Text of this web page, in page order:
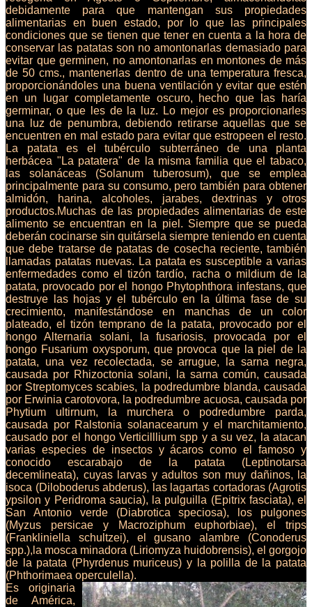
debidamente para que mantengan sus propiedades
alimentarias en buen estado, por lo que las principales
condiciones que se tienen que tener en cuenta a la hora de
conservar las patatas son no amontonarlas demasiado para
evitar que germinen, no amontonarlas en montones de más
de 50 cms., mantenerlas dentro de una temperatura fresca,
proporcionándoles una buena ventilación y evitar que estén
en un lugar completamente oscuro, hecho que las haría
germinar, o que les de la luz. Lo mejor es proporcionarles
una luz de penumbra, debiendo retirarse aquellas que se
encuentren en mal estado para evitar que estropeen el resto.
La patata es el tubérculo subterráneo de una planta
herbácea "La patatera" de la misma familia que el tabaco,
las solanáceas (Solanum tuberosum), que se emplea
principalmente para su consumo, pero también para obtener
almidón, harina, alcoholes, jarabes, dextrinas y otros
productos.Muchas de las propiedades alimentarias de este
alimento se encuentran en la piel. Siempre que se pueda
deberán cocinarse sin quitársela siempre teniendo en cuenta
que debe tratarse de patatas de cosecha reciente, también
llamadas patatas nuevas. La patata es susceptible a varias
enfermedades como el tizón tardío, racha o mildium de la
patata, provocado por el hongo Phytophthora infestans, que
destruye las hojas y el tubérculo en la última fase de su
crecimiento, manifestándose en manchas de un color
plateado, el tizón temprano de la patata, provocado por el
hongo Alternaria solani, la fusariosis, provocada por el
hongo Fusarium oxysporum, que provoca que la piel de la
patata, una vez recolectada, se arrugue, la sarna negra,
causada por Rhizoctonia solani, la sarna común, causada
por Streptomyces scabies, la podredumbre blanda, causada
por Erwinia carotovora, la podredumbre acuosa, causada por
Phytium ultirnum, la murchera o podredumbre parda,
causada por Ralstonia solanacearum y el marchitamiento,
causado por el hongo Verticilllium spp y a su vez, la atacan
varias especies de insectos y ácaros como el famoso y
conocido escarabajo de la patata (Leptinotarsa
decemlineata), cuyas larvas y adultos son muy dañinos, la
isoca (Diloboderus abderus), las lagartas cortadoras (Agrotis
ypsilon y Peridroma saucia), la pulguilla (Epitrix fasciata), el
San Antonio verde (Diabrotica speciosa), los pulgones
(Myzus persicae y Macroziphum euphorbiae), el trips
(Frankliniella schultzei), el gusano alambre (Conoderus
spp.),la mosca minadora (Liriomyza huidobrensis), el gorgojo
de la patata (Phyrdenus muriceus) y la polilla de la patata
(Phthorimaea operculella).
Es originaria
de América,